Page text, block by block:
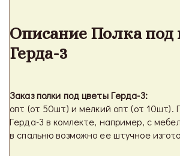
Описание Полка под
Герда-3
Заказ полки под цветы Герда-3:
опт (от 50шт) и мелкий опт (от 10шт).
Герда-3 в комлекте, например, с
в спальню возможно ее штучное